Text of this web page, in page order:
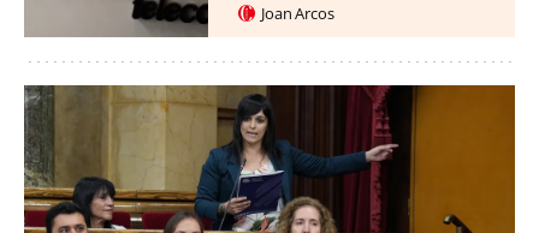
Joan Arcos